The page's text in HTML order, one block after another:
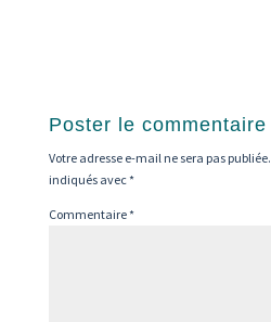
Poster le commentaire
Votre adresse e-mail ne sera pas publiée.
indiqués avec*
Commentaire*